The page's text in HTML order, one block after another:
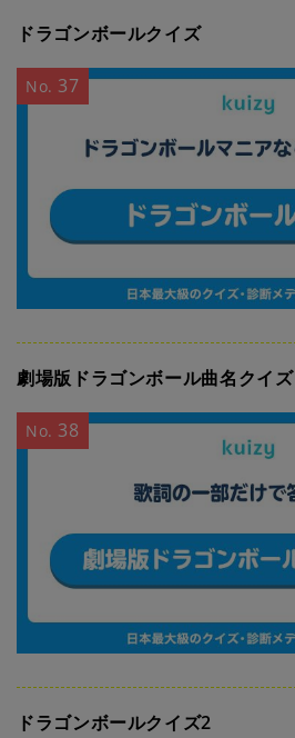
ドラゴンボールクイズ
No. 37
劇場版ドラゴンボール曲名クイズ
No. 38
ドラゴンボールクイズ2